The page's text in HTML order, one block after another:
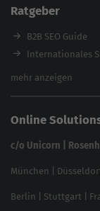
Backlink-Check
Ladezeiten-Check
Brand Protection
Website SEO Check
feed2content.ai
Ratgeber
B2B SEO Guide
Internationales
eCommerce SEO
In ChatGPT
Linkbuilding
Local SEO
SEO für Online
mehr anzeigen
Online
c/o Unicorn |
München
Berlin Stuttgart